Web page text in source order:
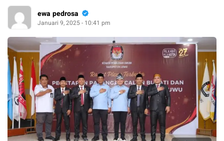
ewa pedrosa
Januari 9, 2025 - 10:41 pm